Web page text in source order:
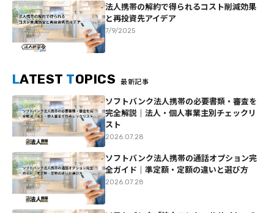
法人携帯の解約で得られるコスト削減効果
と再投資先アイデア
7/9/2025
LATEST TOPICS 最新記事
ソフトバンク法人携帯の必要書類・審査を
完全解説｜法人・個人事業主別チェックリ
スト
2026.07.28
ソフトバンク法人携帯の通話オプション完
全ガイド｜準定額・定額の違いと選び方
2026.07.28